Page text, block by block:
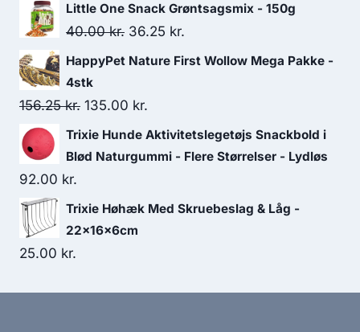
Little One Snack Grøntsagsmix - 150g
40.00kr. Den
oprindelige
var:
40.00 kr..
36.25 kr.
aktuelle
36.25 kr..
HappyPet Nature First Wollow Mega Pakke -
4stk
156.25kr. Den
oprindelige
pris
156.25 kr..
135.00 kr.
aktuelle
pris
135.00 kr..
Trixie Hunde Aktivitetslegetøjs Snackbold i
Blød Naturgummi - Flere Størrelser - Lydløs
92.00 kr.
Trixie Høhæk Med Skruebeslag & Låg -
22x16x6cm
25.00 kr.